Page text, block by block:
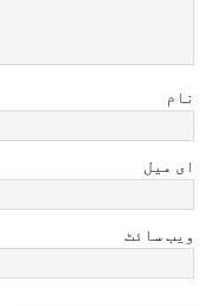
نام
ای میل
ویب سائٹ